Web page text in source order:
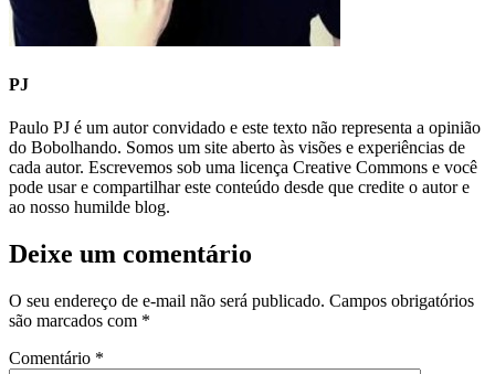
PJ
Paulo PJ é um autor convidado e este texto não representa a opinião
do Bobolhando. Somos um site aberto às visões e experiências de
cada autor. Escrevemos sob uma licença Creative Commons e você
pode usar e compartilhar este conteúdo desde que credite o autor e
ao nosso humilde blog.
Deixe um comentário
O seu endereço de e-mail não será publicado. Campos obrigatórios
são marcados com *
Comentário *